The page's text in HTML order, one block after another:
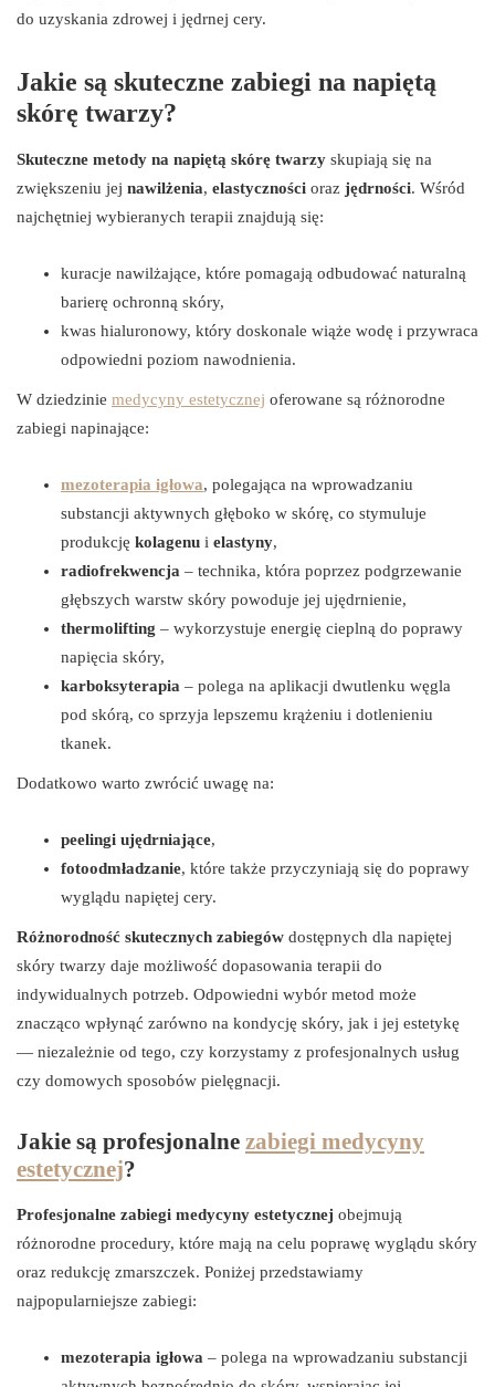
do uzyskania zdrowej i jędrnej cery.
Jakie są skuteczne zabiegi na napiętą
skórę twarzy?
Skuteczne metody na napiętą skórę twarzy skupiają się na
zwiększeniu jej nawilżenia, elastyczności oraz jędrności. Wśród
najchętniej wybieranych terapii znajdują się:
kuracje nawilżające, które pomagają odbudować naturalną
barierę ochronną skóry,
kwas hialuronowy, który doskonale wiąże wodę i przywraca
odpowiedni poziom nawodnienia.
W dziedzinie medycyny estetycznej oferowane są różnorodne
zabiegi napinające:
mezoterapia igłowa, polegająca na wprowadzaniu
substancji aktywnych głęboko w skórę, co stymuluje
produkcję kolagenu i elastyny,
radiofrekwencja – technika, która poprzez podgrzewanie
głębszych warstw skóry powoduje jej ujędrnienie,
thermolifting – wykorzystuje energię cieplną do poprawy
napięcia skóry,
karboksyterapia – polega na aplikacji dwutlenku węgla
pod skórą, co sprzyja lepszemu krążeniu i dotlenieniu
tkanek.
Dodatkowo warto zwrócić uwagę na:
peelingi ujędrniające,
fotoodmładzanie, które także przyczyniają się do poprawy
wyglądu napiętej cery.
Różnorodność skutecznych zabiegów dostępnych dla napiętej
skóry twarzy daje możliwość dopasowania terapii do
indywidualnych potrzeb. Odpowiedni wybór metod może
znacząco wpłynąć zarówno na kondycję skóry, jak i jej estetykę
— niezależnie od tego, czy korzystamy z profesjonalnych usług
czy domowych sposobów pielęgnacji.
Jakie są profesjonalne zabiegi medycyny
estetycznej?
Profesjonalne zabiegi medycyny estetycznej obejmują
różnorodne procedury, które mają na celu poprawę wyglądu skóry
oraz redukcję zmarszczek. Poniżej przedstawiamy
najpopularniejsze zabiegi:
mezoterapia igłowa – polega na wprowadzaniu substancji